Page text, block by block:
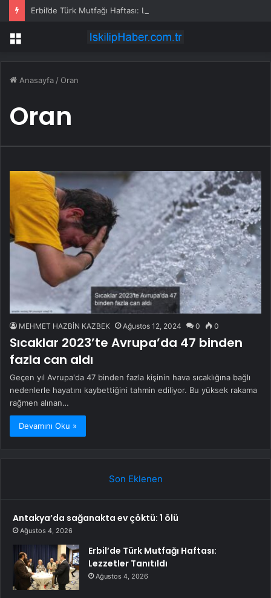
Erbil’de Türk Mutfağı Haftası: Lezzetler Tanıtıldı
Menü
Anasayfa / Oran
Oran
MEHMET HAZBİN KAZBEK Ağustos 12, 2024 0 0
Sıcaklar 2023’te Avrupa’da 47 binden
fazla can aldı
Geçen yıl Avrupa'da 47 binden fazla kişinin hava sıcaklığına bağlı
nedenlerle hayatını kaybettiğini tahmin ediliyor. Bu yüksek rakama
rağmen alınan…
Devamını Oku »
Son Eklenen
Antakya’da sağanakta ev çöktü: 1 ölü
Ağustos 4, 2026
Erbil’de Türk Mutfağı Haftası:
Lezzetler Tanıtıldı
Ağustos 4, 2026